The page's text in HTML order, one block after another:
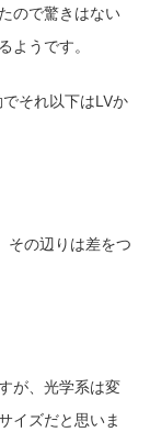
X-T2
Zfc
ので驚きはない
ようです。
それ以下はLVか
その辺りは差をつ
が、光学系は変
イズだと思いま